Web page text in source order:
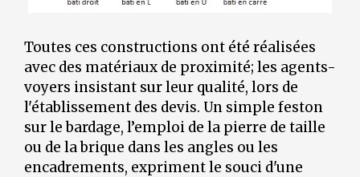
Toutes ces constructions ont été réalisées
avec des matériaux de proximité; les agents-
voyers insistant sur leur qualité, lors de
l'établissement des devis. Un simple feston
sur le bardage, l’emploi de la pierre de taille
ou de la brique dans les angles ou les
encadrements, expriment le souci d'une